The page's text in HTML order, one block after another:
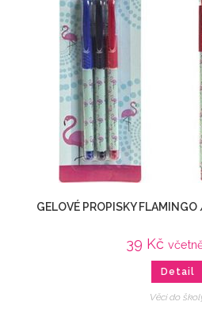
GELOVÉ PROPISKY
39 Kč
Detail
Věci do